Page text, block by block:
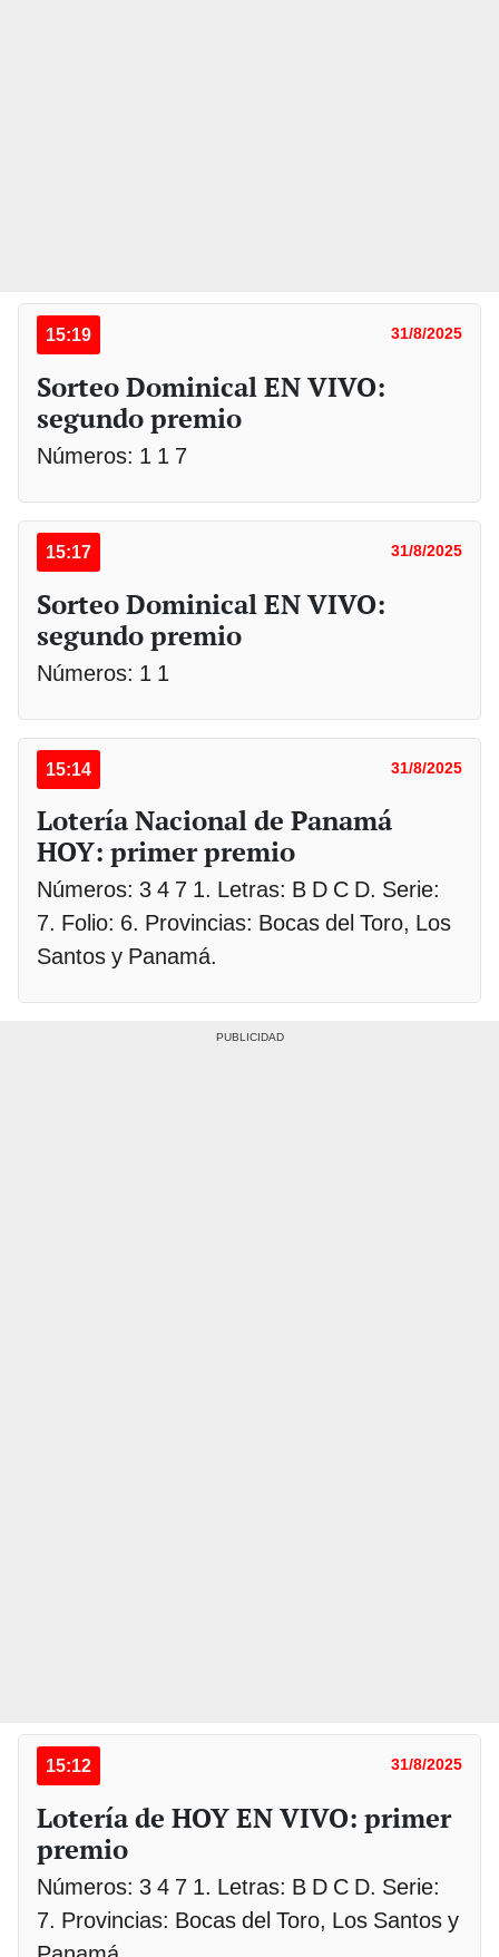
15:19 31/8/2025
Sorteo Dominical EN VIVO:
segundo premio
Números: 1 1 7
15:17 31/8/2025
Sorteo Dominical EN VIVO:
segundo premio
Números: 1 1
15:14 31/8/2025
Lotería Nacional de Panamá
HOY: primer premio
Números: 3 4 7 1. Letras: B D C D. Serie:
7. Folio: 6. Provincias: Bocas del Toro, Los
Santos y Panamá.
15:12 31/8/2025
Lotería de HOY EN VIVO: primer
premio
Números: 3 4 7 1. Letras: B D C D. Serie:
7. Provincias: Bocas del Toro, Los Santos y